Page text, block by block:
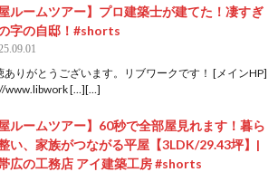
屋ルームツアー】プロ建築士が建てた！凄すぎ
字の自邸！#shorts
ありがとうございます。リブワークです！ [メインHP]
www.libwork […][…]
屋ルームツアー】60秒で全部屋見れます！暮ら
い、家族がつながる平屋【3LDK/29.43坪】|
広の工務店 アイ建築工房 #shorts